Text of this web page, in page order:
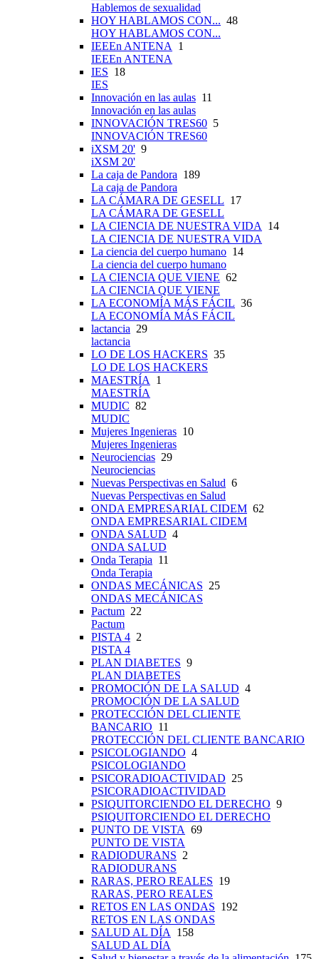
Hablemos de sexualidad
HOY HABLAMOS CON... 48
HOY HABLAMOS CON...
IEEEn ANTENA 1
IEEEn ANTENA
IES 18
IES
Innovación en las aulas 11
Innovación en las aulas
INNOVACIÓN TRES60 5
INNOVACIÓN TRES60
iXSM 20' 9
iXSM 20'
La caja de Pandora 189
La caja de Pandora
LA CÁMARA DE GESELL 17
LA CÁMARA DE GESELL
LA CIENCIA DE NUESTRA VIDA 14
LA CIENCIA DE NUESTRA VIDA
La ciencia del cuerpo humano 14
La ciencia del cuerpo humano
LA CIENCIA QUE VIENE 62
LA CIENCIA QUE VIENE
LA ECONOMÍA MÁS FÁCIL 36
LA ECONOMÍA MÁS FÁCIL
lactancia 29
lactancia
LO DE LOS HACKERS 35
LO DE LOS HACKERS
MAESTRÍA 1
MAESTRÍA
MUDIC 82
MUDIC
Mujeres Ingenieras 10
Mujeres Ingenieras
Neurociencias 29
Neurociencias
Nuevas Perspectivas en Salud 6
Nuevas Perspectivas en Salud
ONDA EMPRESARIAL CIDEM 62
ONDA EMPRESARIAL CIDEM
ONDA SALUD 4
ONDA SALUD
Onda Terapia 11
Onda Terapia
ONDAS MECÁNICAS 25
ONDAS MECÁNICAS
Pactum 22
Pactum
PISTA 4 2
PISTA 4
PLAN DIABETES 9
PLAN DIABETES
PROMOCIÓN DE LA SALUD 4
PROMOCIÓN DE LA SALUD
PROTECCIÓN DEL CLIENTE
BANCARIO 11
PROTECCIÓN DEL CLIENTE BANCARIO
PSICOLOGIANDO 4
PSICOLOGIANDO
PSICORADIOACTIVIDAD 25
PSICORADIOACTIVIDAD
PSIQUITORCIENDO EL DERECHO 9
PSIQUITORCIENDO EL DERECHO
PUNTO DE VISTA 69
PUNTO DE VISTA
RADIODURANS 2
RADIODURANS
RARAS, PERO REALES 19
RARAS, PERO REALES
RETOS EN LAS ONDAS 192
RETOS EN LAS ONDAS
SALUD AL DÍA 158
SALUD AL DÍA